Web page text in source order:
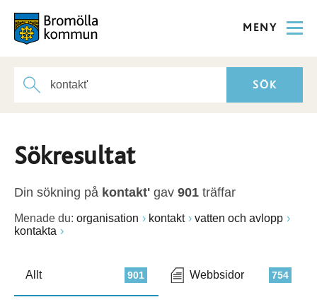
MENY
Sökresultat
Din sökning på kontakt' gav 901 träffar
Menade du: organisation kontakt
vatten och avlopp
kontakta
901
Allt 754
Webbsidor